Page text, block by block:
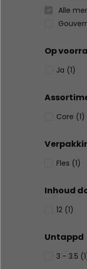
Alle
Op
Ja (1)
Core (1)
Fles (1)
Inhoud
12 (1)
Untappd
3 - 3.5